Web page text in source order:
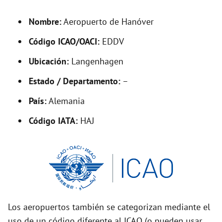
d
e
o
Nombre:Aeropuerto de Hanóver
Código ICAO/OACI: EDDV
Ubicación: Langenhagen
Estado / Departamento: –
País:Alemania
Código IATA: HAJ
Los aeropuertos también se categorizan mediante el